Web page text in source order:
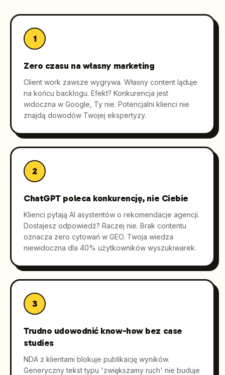
1
Zero czasu na własny marketing
Client work zawsze wygrywa. Własny content ląduje
na końcu backlogu. Efekt? Konkurencja jest
widoczna w Google, Ty nie. Potencjalni klienci nie
znajdą dowodów Twojej ekspertyzy.
2
ChatGPT poleca konkurencję, nie Ciebie
Klienci pytają AI asystentów o rekomendacje agencji.
Dostajesz odpowiedź? Raczej nie. Brak contentu
oznacza zero cytowań w GEO. Twoja wiedza
niewidoczna dla 40% użytkowników wyszukiwarek.
3
Trudno udowodnić know-how bez case
studies
NDA z klientami blokuje publikację wyników.
Generyczny tekst typu 'zwiększamy ruch' nie buduje